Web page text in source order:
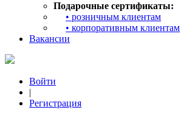
Подарочные сертификаты:
• розничным клиентам
• корпоративным клиентам
Вакансии
Войти
|
Регистрация